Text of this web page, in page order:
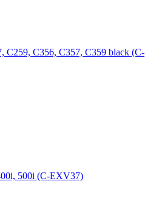
C259, C356, C357, C359 black (C-
500i (C-EXV37)